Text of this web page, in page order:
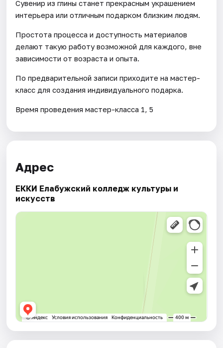
Сувенир из глины станет прекрасным украшением
интерьера или отличным подарком близким людям.
Простота процесса и доступность материалов
делают такую работу возможной для каждого, вне
зависимости от возраста и опыта.
По предварительной записи приходите на мастер-
класс для создания индивидуального подарка.
Время проведения мастер-класса 1, 5
Адрес
ЕККИ Елабужский колледж культуры и
искусств